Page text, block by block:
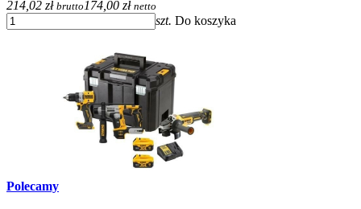
214,02 zł brutto 174,00 zł netto
szt. Do koszyka
Polecamy